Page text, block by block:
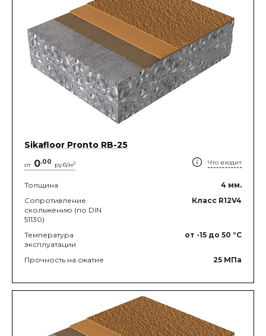
Sikafloor Pronto RB-25
от 0.00 руб/м2 Что входит
Толщина 4 мм.
Сопротивление
скольжению (по DIN
51130)
Класс R12V4
Температура
эксплуатации
от -15 до 50 °C
Прочность на сжатие 25 МПа